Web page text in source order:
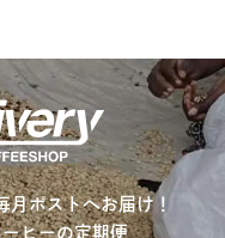
月ポストへお届け！
ヒーの定期便